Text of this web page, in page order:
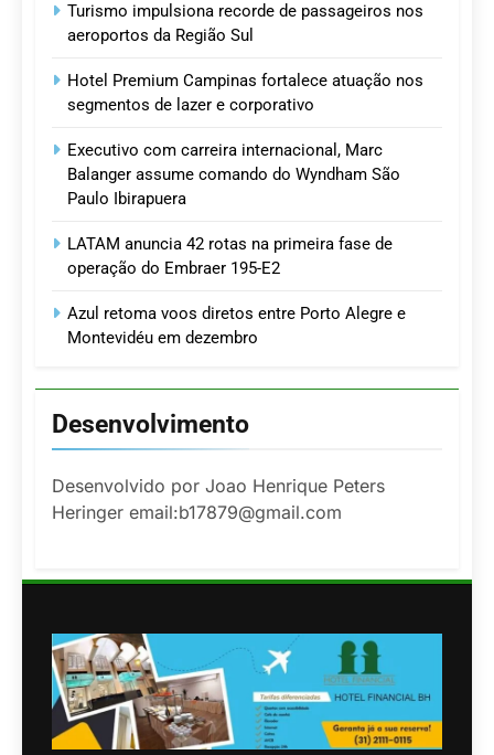
Turismo impulsiona recorde de passageiros nos
aeroportos da Região Sul
Hotel Premium Campinas fortalece atuação nos
segmentos de lazer e corporativo
Executivo com carreira internacional, Marc
Balanger assume comando do Wyndham São
Paulo Ibirapuera
LATAM anuncia 42 rotas na primeira fase de
operação do Embraer 195-E2
Azul retoma voos diretos entre Porto Alegre e
Montevidéu em dezembro
Desenvolvimento
Desenvolvido por Joao Henrique Peters
Heringer email:b17879@gmail.com